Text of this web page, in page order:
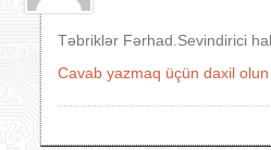
Təbriklər Fərhad.Sevindirici
Cavab yazmaq üçün daxil olun